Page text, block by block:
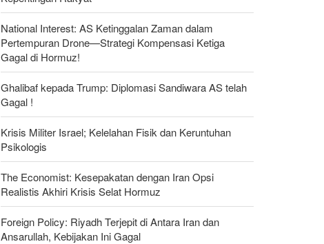
National Interest: AS Ketinggalan Zaman dalam
Pertempuran Drone—Strategi Kompensasi Ketiga
Gagal di Hormuz!
Ghalibaf kepada Trump: Diplomasi Sandiwara AS telah
Gagal !
Krisis Militer Israel; Kelelahan Fisik dan Keruntuhan
Psikologis
The Economist: Kesepakatan dengan Iran Opsi
Realistis Akhiri Krisis Selat Hormuz
Foreign Policy: Riyadh Terjepit di Antara Iran dan
Ansarullah, Kebijakan Ini Gagal